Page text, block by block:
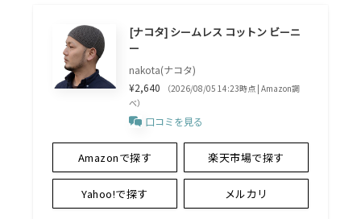
[ナコタ] シームレス コットン ビーニ
ー
nakota(ナコタ)
¥2,640
（2026/08/05 14:23時点 | Amazon調
べ）
口コミを見る
Amazonで探す 楽天市場で探す
Yahoo!で探す メルカリ